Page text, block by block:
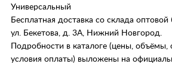
Универсальный
Бесплатная доставка со склада
ул. Бекетова, д. 3А, Нижний Новгород.
Подробности в каталоге (цены, объёмы,
условия оплаты) выложены на